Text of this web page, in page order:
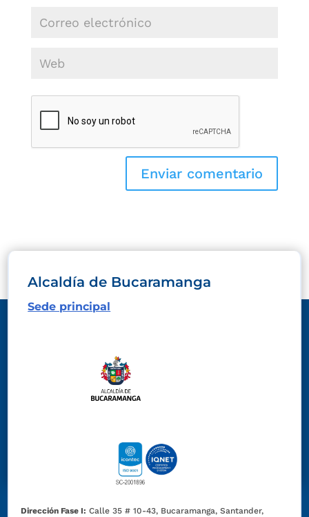
Alcaldía de Bucaramanga
Sede principal
Dirección Fase I: Calle 35 # 10-43, Bucaramanga, Santander,